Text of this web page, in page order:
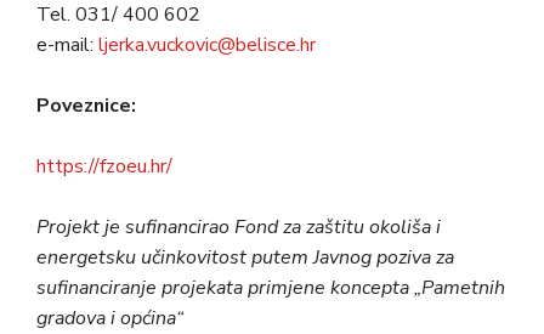
Tel. 031/ 400 602
e-mail: ljerka.vuckovic@belisce.hr
Poveznice:
https://fzoeu.hr/
Projekt je sufinancirao Fond za zaštitu okoliša i
energetsku učinkovitost putem Javnog poziva za
sufinanciranje projekata primjene koncepta „Pametnih
gradova i općina“